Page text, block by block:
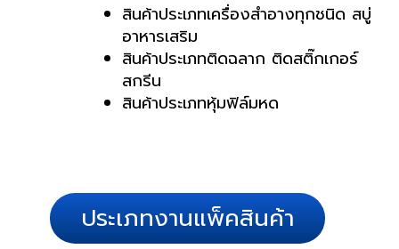
สินค้าประเภทเครื่องสำอางทุกชนิด สบู่
อาหารเสริม
สินค้าประเภทติดฉลาก ติดสติ๊กเกอร์
สกรีน
สินค้าประเภทหุ้มฟิล์มหด
ประเภทงานแพ็คสินค้า